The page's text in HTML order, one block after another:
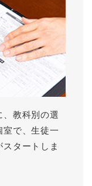
教科別の選
で、生徒一
タートしま